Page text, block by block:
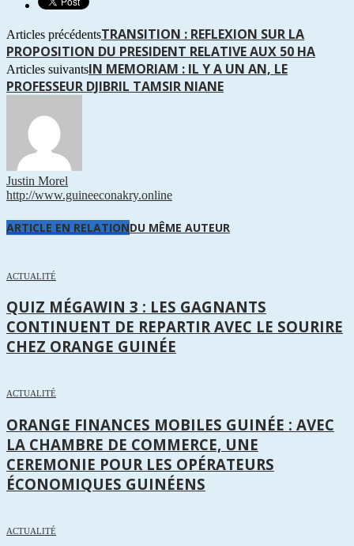
Articles précédentsTRANSITION : REFLEXION SUR LA
PROPOSITION DU PRESIDENT RELATIVE AUX 50 HA
Articles suivantsIN MEMORIAM : IL Y A UN AN, LE
PROFESSEUR DJIBRIL TAMSIR NIANE
Justin Morel
http://www.guineeconakry.online
ARTICLE EN RELATIONDU MÊME AUTEUR
ACTUALITÉ
QUIZ MÉGAWIN 3 : LES GAGNANTS
CONTINUENT DE REPARTIR AVEC LE SOURIRE
CHEZ ORANGE GUINÉE
ACTUALITÉ
ORANGE FINANCES MOBILES GUINÉE : AVEC
LA CHAMBRE DE COMMERCE, UNE
CEREMONIE POUR LES OPÉRATEURS
ÉCONOMIQUES GUINÉENS
ACTUALITÉ